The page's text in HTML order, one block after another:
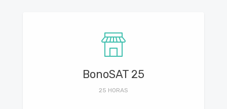
BonoSAT 25
25 HORAS